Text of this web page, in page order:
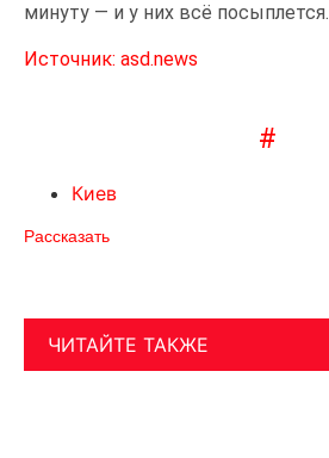
минуту — и у них всё посыплется.
Источник: asd.news
#
Киев
Рассказать
ЧИТАЙТЕ ТАКЖЕ